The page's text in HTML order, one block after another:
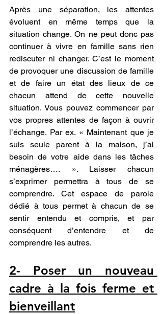
Après une séparation, les attentes
évoluent en même temps que la
situation change. On ne peut donc pas
continuer à vivre en famille sans rien
rediscuter ni changer. C’est le moment
de provoquer une discussion de famille
et de faire un état des lieux de ce
chacun attend de cette nouvelle
situation. Vous pouvez commencer par
vos propres attentes de façon à ouvrir
l’échange. Par ex. « Maintenant que je
suis seule parent à la maison, j’ai
besoin de votre aide dans les tâches
ménagères…. ». Laisser chacun
s’exprimer permettra à tous de se
comprendre. Cet espace de parole
dédié à tous permet à chacun de se
sentir entendu et compris, et par
conséquent d’entendre et de
comprendre les autres.
2- Poser un nouveau
cadre à la fois ferme et
bienveillant